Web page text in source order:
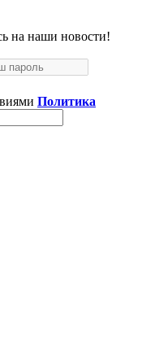
на наши новости!
Политика